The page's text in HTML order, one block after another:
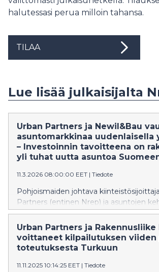
halutessasi perua milloin tahansa.
TILAA
Lue lisää julkaisijalta
Urban Partners ja Newil&Bau
asuntomarkkinaa uudenlaisella
– Investoinnin tavoitteena on
yli tuhat uutta asuntoa
11.3.2026 08:00:00 EET | Tiedote
Pohjoismaiden johtava
Partners (entinen Nrep) ja asuntojen
erikoistunut Newil&Bau aloittavat
yhteistyön, jonka tavoitteena on
omistusasuntorakentamista ja tuoda
kaunista ja kestävää
sukupolven N&B-kodin kehittämiseen ja
Urban Partners ja Rakennusliike
voittaneet kilpailutuksen viiden
toteutuksesta Turkuun
11.11.2025 10:14:25 EET | Tiedote